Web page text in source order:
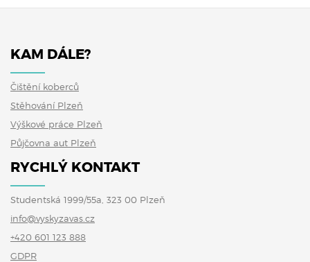
KAM DÁLE?
Čištění koberců
Stěhování Plzeň
Výškové práce Plzeň
Půjčovna aut Plzeň
RYCHLÝ KONTAKT
Studentská 1999/55a, 323 00 Plzeň
info@vyskyzavas.cz
+420 601 123 888
GDPR